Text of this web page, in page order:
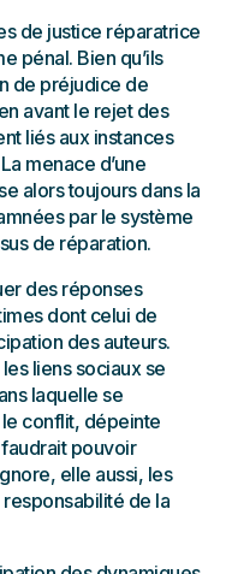
de justice réparatrice
pénal. Bien qu’ils
de préjudice de
avant le rejet des
liés aux instances
menace d’une
alors toujours dans la
par le système
de réparation.
des réponses
dont celui de
des auteurs.
liens sociaux se
laquelle se
conflit, dépeinte
pouvoir
elle aussi, les
de la